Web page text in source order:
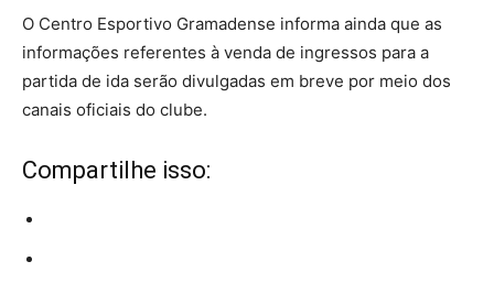
O Centro Esportivo Gramadense informa ainda que as
informações referentes à venda de ingressos para a
partida de ida serão divulgadas em breve por meio dos
canais oficiais do clube.
Compartilhe isso: